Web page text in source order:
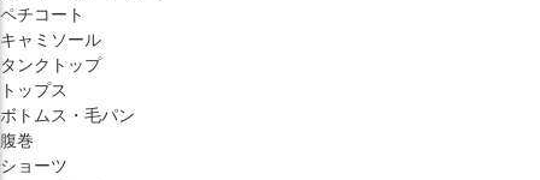
ペチコート
キャミソール
タンクトップ
トップス
ボトムス・毛パン
腹巻
ショーツ